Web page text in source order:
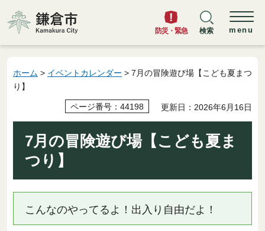
鎌倉市
防災・緊急 検索 menu
ホーム > イベントカレンダー > 7月の冒険遊び場【こども夏まつ
り】
ページ番号：44198 更新日：2026年6月16日
7月の冒険遊び場【こども夏ま
つり】
こんなのやってるよ！出入り自由だよ！